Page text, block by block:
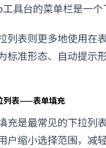
具台的菜单栏是一个
列表则更多地使用在
标准形态、自动提示
列表——表单填充
充是最常见的下拉列
户缩小选择范围，减